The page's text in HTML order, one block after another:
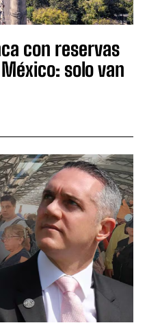
con reservas
solo van